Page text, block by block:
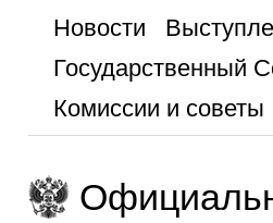
Новости
Государственный
Комиссии и советы